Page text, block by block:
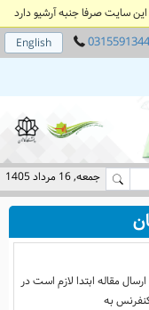
سایت صرفا جنبه آرشیو دارد
English
جمعه, 16 مرداد 1405
در کنفرانس شبکه‌های هوشمند انرژی 99 و ارسال مقاله ابتدا لازم است در
به